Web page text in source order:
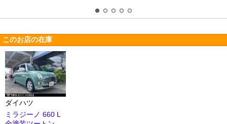
このお店の在庫
ダイハツ
ミラジーノ 660 L